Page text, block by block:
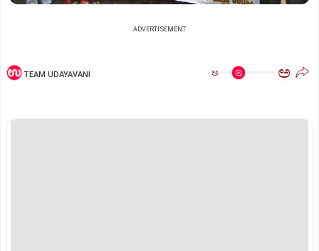
ADVERTISEMENT
TEAM UDAYAVANI ಅ ಅ